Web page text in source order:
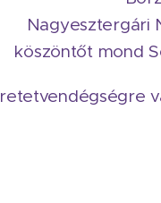
Nagyesztergári
köszöntőt mond